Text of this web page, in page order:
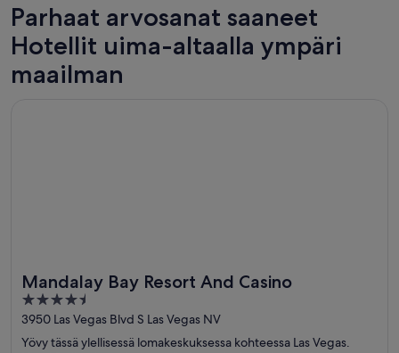
New York
125 hotellia uima-altaalla
Parhaat arvosanat saaneet
Hotellit uima-altaalla ympäri
maailman
Mandalay Bay Resort And Casino
4.5
out
of
3950 Las Vegas Blvd S Las Vegas NV
Yövy tässä ylellisessä lomakeskuksessa kohteessa Las Vegas.